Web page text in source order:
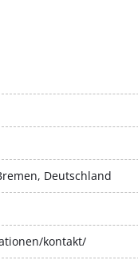
Deutschland
kontakt/